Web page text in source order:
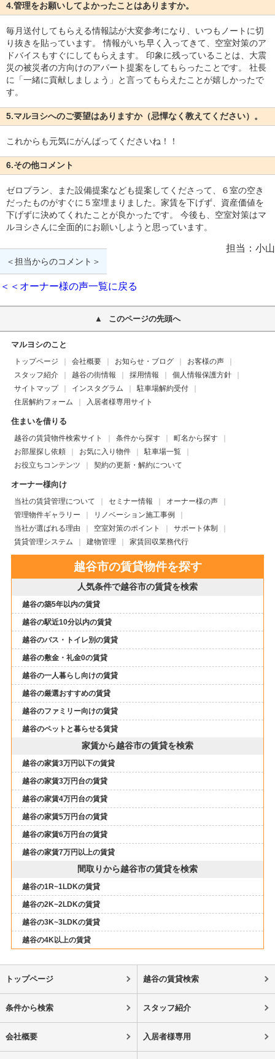
4.管理をお願いしてよかったことはありますか。
毎月送付してもらえる情報誌が大変参考になり、いつもノートに切
り抜きを貼っています。 情報がいち早く入ってきて、空室対策のア
ドバイスもすぐにしてもらえます。 印象に残っていることは、大震
災の被災者の方向けのアパート提案をしてもらったことです。 社長
に「一緒に貢献しましょう」と言ってもらえたことが嬉しかったで
す。
5.マルヨシへのご要望はありますか（忌憚なく教えてください）。
これからも元気にがんばってくださいね！！
6.その他コメント
ゼロプラン、また設備提案なども提案してくださって、６室の空き
だったものがすぐに５室埋まりました。家賃を下げず、資産価値を
下げずに決めてくれたことが良かったです。 今後も、空室対策はマ
ルヨシさんに全面的にお願いしようと思っています。
＜担当からのコメント＞
担当：小山
＜＜オーナー様の声一覧に戻る
このページの先頭へ
マルヨシのこと
トップページ 会社概要 お知らせ・ブログ
お客様の声
スタッフ紹介
越谷の街情報 採用情報
個人情報保護方針
サイトマップ
インスタグラム
駐車場解約受付
住居解約フォーム
入居者様専用サイト
住まいを借りる
越谷の賃貸物件検索サイト 条件から探す
町名から探す
お部屋探し依頼
お気に入り物件
駐車場一覧
お役立ちコンテンツ
契約の更新・解約について
オーナー様向け
当社の賃貸管理について セミナー情報
オーナー様の声
管理物件ギャラリー
リノベーション施工事例
当社が選ばれる理由
空室対策のポイント
サポート体制
賃貸管理システム
建物管理 家賃回収業務代行
越谷市の賃貸物件を探す
人気条件で越谷市の賃貸を検索
越谷の築5年以内の賃貸
越谷の駅近10分以内の賃貸
越谷のバス・トイレ別の賃貸
越谷の敷金・礼金0の賃貸
越谷の一人暮らし向けの賃貸
越谷の厳選おすすめの賃貸
越谷のファミリー向けの賃貸
越谷のペットと暮らせる賃貸
家賃から越谷市の賃貸を検索
越谷の家賃3万円以下の賃貸
越谷の家賃3万円台の賃貸
越谷の家賃4万円台の賃貸
越谷の家賃5万円台の賃貸
越谷の家賃6万円台の賃貸
越谷の家賃7万円以上の賃貸
間取りから越谷市の賃貸を検索
越谷の1R~1LDKの賃貸
越谷の2K~2LDKの賃貸
越谷の3K~3LDKの賃貸
越谷の4K以上の賃貸
トップページ 越谷の賃貸検索
条件から検索 スタッフ紹介
会社概要 入居者様専用